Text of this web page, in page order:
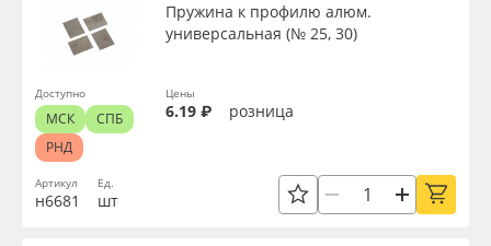
Артикул
н6681
Пружина к профилю алюм.
универсальная (№ 25, 30)
Ед.
шт
Цены
6.19 ₽ розница
Доступно
МСК
СПБ
РНД